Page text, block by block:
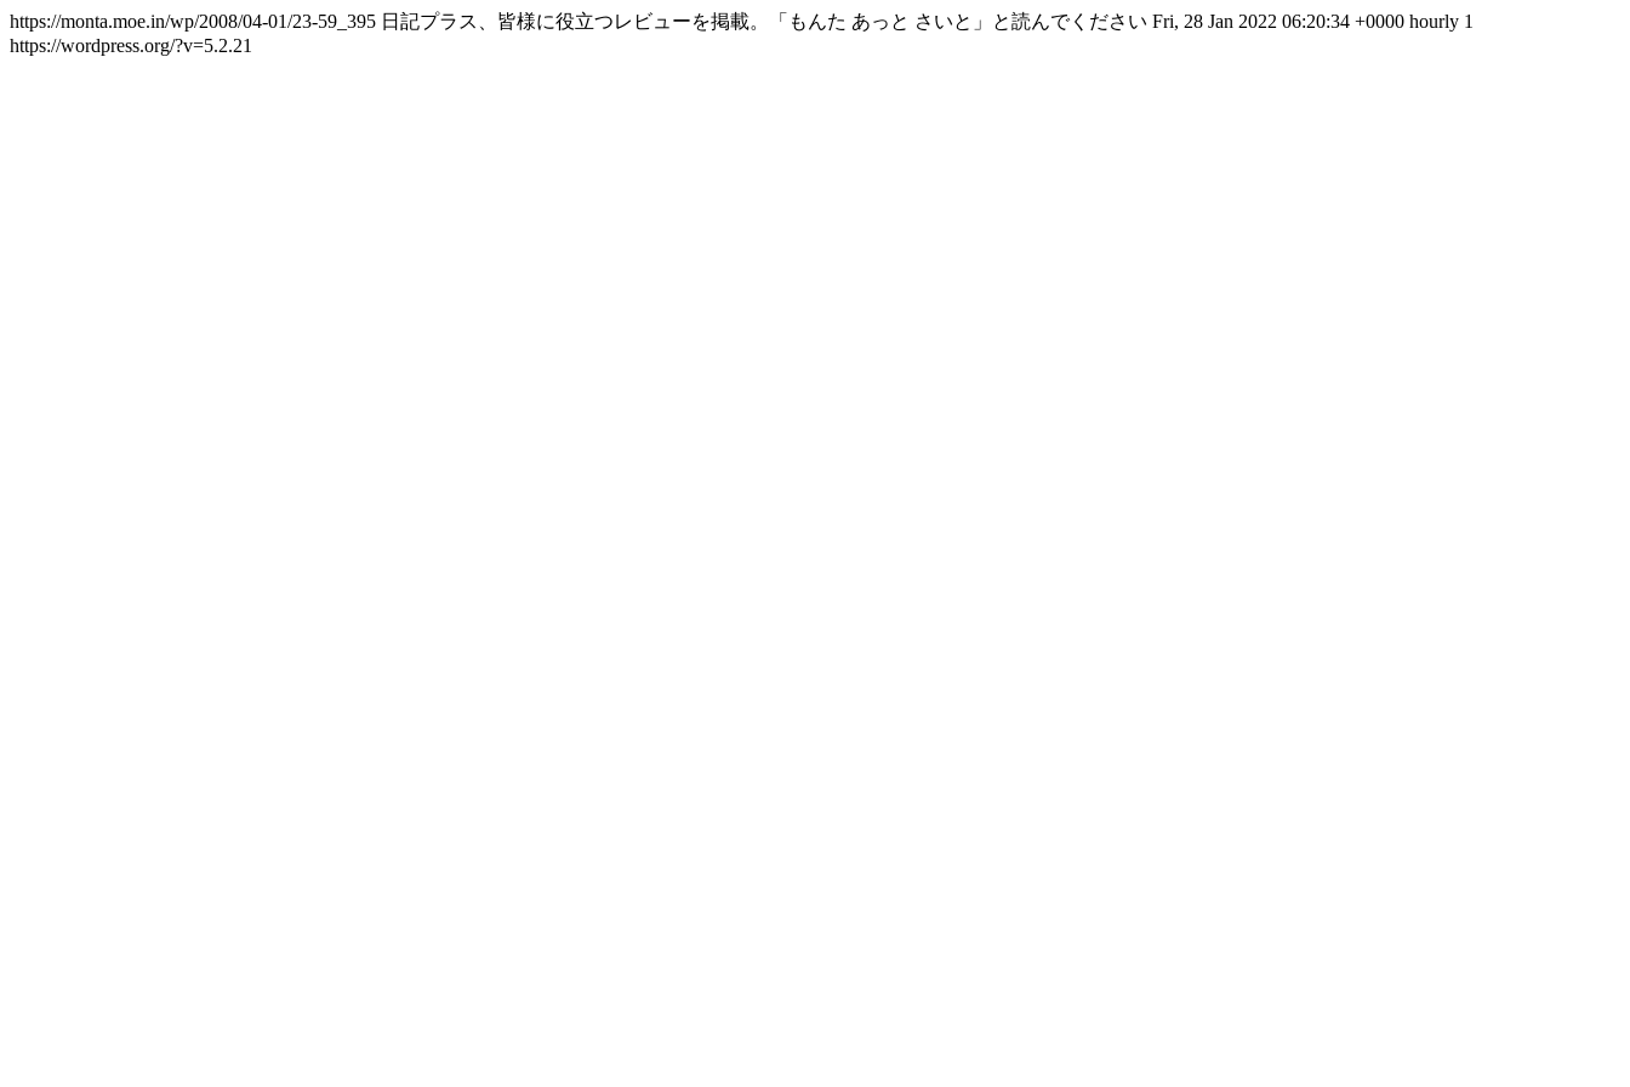
https://monta.moe.in/wp/2008/04-01/23-59_395 日記プラス、皆様に役立つレビューを掲載。「もんた あっと さいと」と読んでください Fri, 28 Jan 2022 06:20:34 +0000 hourly 1
https://wordpress.org/?v=5.2.21